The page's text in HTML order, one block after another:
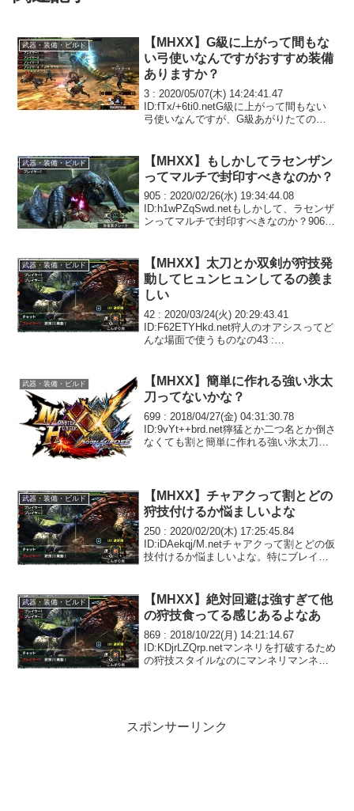
武器・装備・ビルド
【MHXX】G級に上がって間もな
い弓使いなんですがおすすめ装備
ありますか？
3 : 2020/05/07(木) 14:24:41.47
ID:fTx/+6ti0.netG級に上がって間もない
弓使いなんですが、G級あがりたてのお
武器・装備・ビルド
【MHXX】もしかしてラセンザン
ってマルチで封印すべきなのか？
905 : 2020/02/26(水) 19:34:44.08
ID:h1wPZqSwd.netもしかして、ラセンザ
ンってマルチで封印すべきなのか？906 :
武器・装備・ビルド
【MHXX】太刀とか双剣が狩技発
動してヒュンヒュンしてるの羨ま
しい
42 : 2020/03/24(火) 20:29:43.41
ID:F62ETYHkd.net狩人のオアシスってど
んな場面で使うものなの43 :
武器・装備・ビルド
【MHXX】簡単に作れる強い氷太
刀ってないかな？
699 : 2018/04/27(金) 04:31:30.78
ID:9vYt++brd.net獰猛とか二つ名とか倒さ
なくても割と簡単に作れる強い氷太刀っ
武器・装備・ビルド
【MHXX】チャアクって割とどの
狩技付けるか悩ましいよな
250 : 2020/02/20(木) 17:25:45.84
ID:iDAekqj/M.netチャアクって割とどの仮
技付けるか悩ましいよな。特にブレイブ
武器・装備・ビルド
【MHXX】絶対回避は強すぎて他
の狩技食ってる感じあるよなあ
869 : 2018/10/22(月) 14:21:14.67
ID:KDjrLZQrp.netマンネリを打破するため
の狩技スタイルなのにマンネリマンネリ
スポンサーリンク